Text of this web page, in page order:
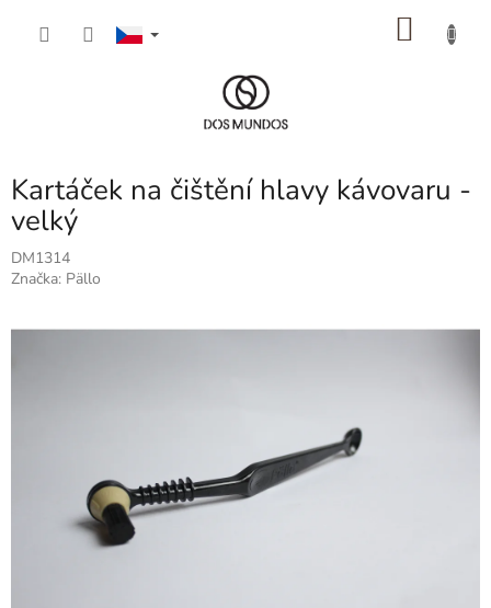
Kartáček na čištění hlavy kávovaru -
velký
DM1314
Značka: Pällo